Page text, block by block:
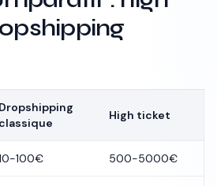
Dropshipping
classique
High ticket
100€ 500-5000€